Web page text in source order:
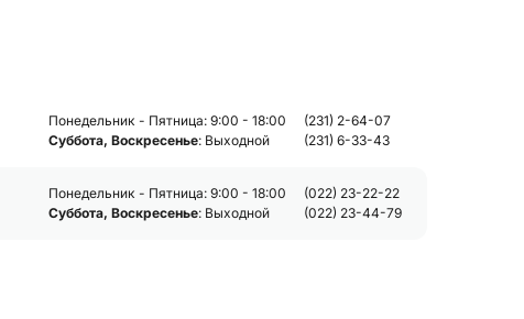
Понедельник - Пятница: 9:00 - 18:00
Суббота, Воскресенье: Выходной
(231) 2-64-07
(231) 6-33-43
Понедельник - Пятница: 9:00 - 18:00
Суббота, Воскресенье: Выходной
(022) 23-22-22
(022) 23-44-79